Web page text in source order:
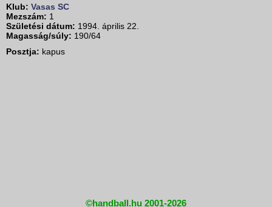
Klub: Vasas SC
Mezszám: 1
Születési dátum: 1994. április 22.
Magasság/súly: 190/64
Posztja: kapus
©handball.hu 2001-2026